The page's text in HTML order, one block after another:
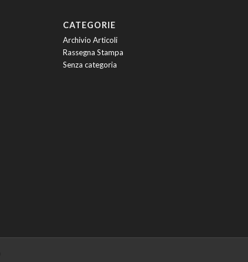
CATEGORIE
Archivio Articoli
Rassegna Stampa
Senza categoria